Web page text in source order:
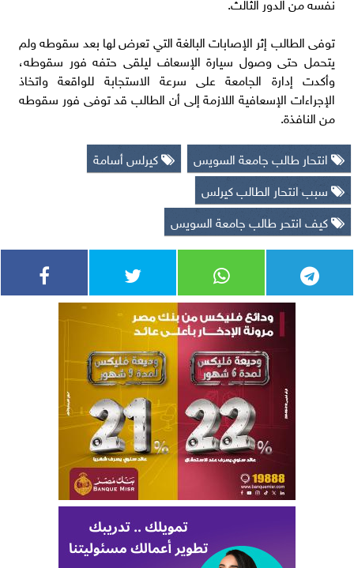
توفى الطالب إثر الإصابات البالغة التي تعرض لها بعد سقوطه ولم
يتحمل حتى وصول سيارة الإسعاف ليلقى حتفه فور سقوطه،
وأكدت إدارة الجامعة على سرعة الاستجابة للواقعة واتخاذ
الإجراءات الإسعافية اللازمة إلى أن الطالب قد توفى فور سقوطه
من النافذة.
انتحار طالب جامعة السويس
كيرلس أسامة
سبب انتحار الطالب كيرلس
كيف انتحر طالب جامعة السويس